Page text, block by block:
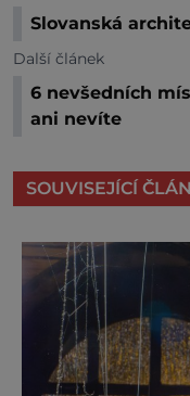
Slovanská
Další článek
6 nevšedních
ani nevíte
SOUVISEJÍCÍ